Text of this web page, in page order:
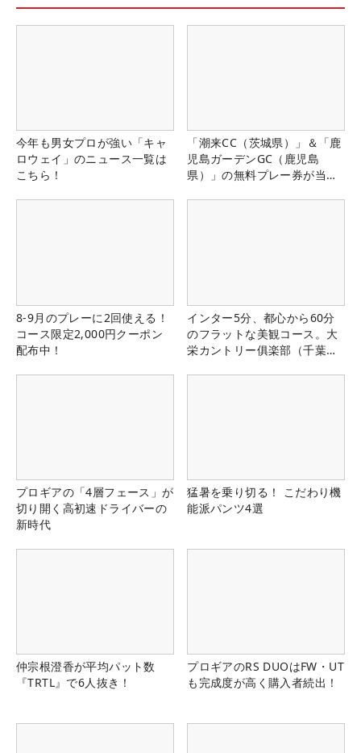
今年も男女プロが強い「キャ
ロウェイ」のニュース一覧は
こちら！
「潮来CC（茨城県）」＆「鹿
児島ガーデンGC（鹿児島
県）」の無料プレー券が当た
8-9月のプレーに2回使える！
コース限定2,000円クーポン
配布中！
インター5分、都心から60分
のフラットな美観コース。大
栄カントリー俱楽部（千葉
プロギアの「4層フェース」が
切り開く高初速ドライバーの
新時代
猛暑を乗り切る！ こだわり機
能派パンツ4選
仲宗根澄香が平均パット数
『TRTL』で6人抜き！
プロギアのRS DUOはFW・UT
も完成度が高く購入者続出！